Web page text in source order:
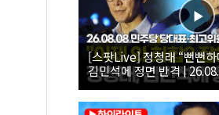
[스팟Live] 정청래 “뻔뻔
김민석에 정면 반격 |
당대표·최고위원 후보 제